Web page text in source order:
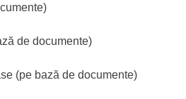
de documente)
(pe bază de documente)